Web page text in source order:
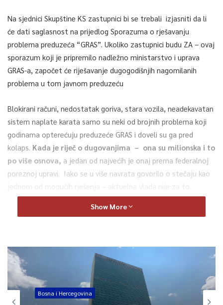
Na sjednici Skupštine KS zastupnici bi se trebali izjasniti da li
će dati saglasnost na prijedlog Sporazuma o rješavanju
problema preduzeća “GRAS”. Ukoliko zastupnici budu ZA – ovaj
sporazum koji je pripremilo nadležno ministarstvo i uprava
GRAS-a, započet će riješavanje dugogodišnjih nagomilanih
problema u tom javnom preduzeću
Blokirani računi, nedostatak goriva, stara vozila, neadekavatan
sistem naplate karata samo su neki od brojnih problema koji
godinama opterećuju preduzeće GRAS i doveli su ga pred
kolaps. Kada je riječ o dugovanjima – ona su milionska i to
po više osnova, a jedan od najvećih je onaj prema federalnoj
poreznoj upravi. Iako se u više navrata govorilo o stečaju kao
jednom od mogućih rješenja – aktuelna vlada nije za to.
-Nema govora o stečaju, nama treba zdravo javno preduzeće,
ministar saobraćaja KS.
Upravo zbog toga ministarstvo saobraćaja i GRAS pripremili su
sveobuhvatni sporazum, kojim se predviđa način otplate
dugovanja, kao i provođenje kapitalnih projekta poput nabavke
Show More
Bosna i Hercegovina